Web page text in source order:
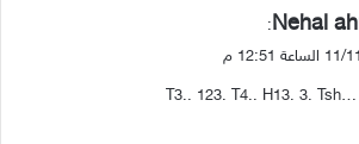
Nehal
:
12:51 م
T3.. 123. T4.. H13. 3. Tsh…